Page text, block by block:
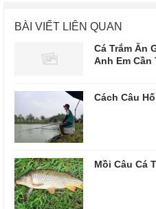
BÀI VIẾT LIÊN QUAN
Cá Trắm Ăn
Anh Em Cần
Cách Câu
Mồi Câu Cá